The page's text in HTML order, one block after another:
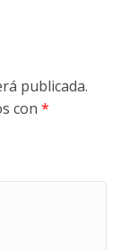
publicada.
con *